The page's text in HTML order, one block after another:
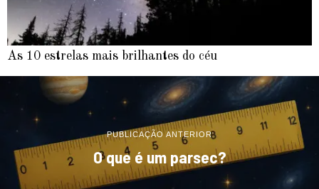
As 10 estrelas mais brilhantes do céu
PUBLICAÇÃO ANTERIOR
O que é um parsec?